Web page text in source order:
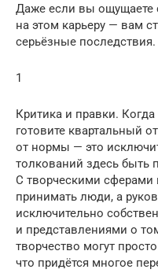
Даже если вы ощущаете
на этом карьеру — вам
серьёзные последствия.
1
Критика и правки.
готовите квартальный
от нормы — это
толкований здесь быть
С творческими сферами
принимать люди, а
исключительно
и представлениями о
творчество могут
что придётся многое